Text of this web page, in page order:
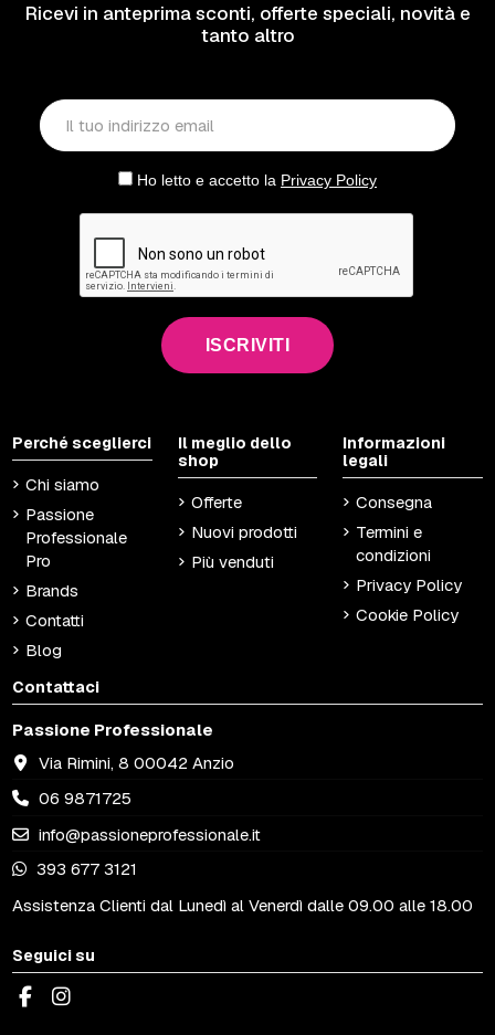
Ricevi in anteprima sconti, offerte speciali, novità e
tanto altro
Ho letto e accetto la Privacy Policy
ISCRIVITI
Perché sceglierci
Chi siamo
Passione
Professionale
Pro
Brands
Contatti
Blog
Il meglio dello
shop
Offerte
Nuovi prodotti
Più venduti
Informazioni
legali
Consegna
Termini e
condizioni
Privacy Policy
Cookie Policy
Contattaci
Passione Professionale
Via Rimini, 8 00042 Anzio
06 9871725
info@passioneprofessionale.it
393 677 3121
Assistenza Clienti dal Lunedì al Venerdì dalle 09.00 alle 18.00
Seguici su